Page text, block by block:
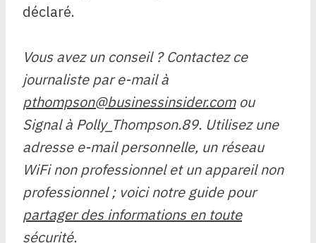
déclaré.
Vous avez un conseil ? Contactez ce
journaliste par e-mail à
pthompson@businessinsider.comou
Signal à Polly_Thompson.89. Utilisez une
adresse e-mail personnelle, un réseau
WiFi non professionnel et un appareil non
professionnel ; voici notre guide pour
partager des informations en toute
sécurité.